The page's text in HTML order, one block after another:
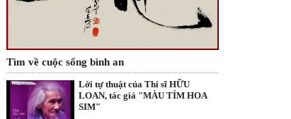
Tìm về cuộc sống bình an
Lời tự thuật của Thi sĩ HỮU
LOAN, tác giả "MÀU TÍM HOA
SIM"